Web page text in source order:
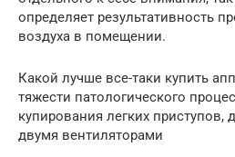
определяет результативность
воздуха в помещении.
Какой лучше все-таки купить
тяжести патологического
купирования легких приступов,
двумя вентиляторами